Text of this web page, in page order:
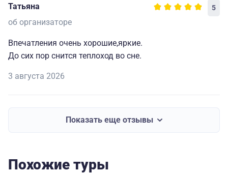
Татьяна 5
об организаторе
Впечатления очень хорошие,яркие.
До сих пор снится теплоход во сне.
3 августа 2026
Показать еще отзывы
Похожие туры